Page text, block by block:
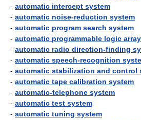
- automatic intercept system
- automatic noise-reduction system
- automatic program search system
- automatic programmable logic
- automatic radio direction-finding
- automatic speech-recognition
- automatic stabilization and control
- automatic tape calibration system
- automatic-telephone system
- automatic test system
- automatic tuning system